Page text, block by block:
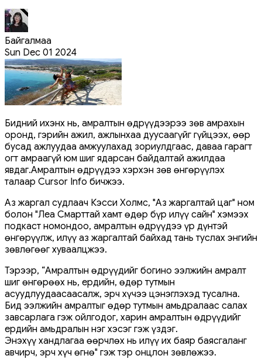
Байгалмаа
Sun Dec 01 2024
Бидний ихэнх нь, амралтын өдрүүдээрээ зөв амрахын
оронд, гэрийн ажил, ажлынхаа дуусаагүйг гүйцээх, өөр
бусад ажлуудаа амжуулахад зориулдгаас, даваа гарагт
огт амраагүй юм шиг ядарсан байдалтай ажилдаа
явдаг.Амралтын өдрүүдээ хэрхэн зөв өнгөрүүлэх
талаар Cursor Info бичжээ.
Аз жаргал судлаач Кэсси Холмс, "Аз жаргалтай цаг" ном
болон "Леа Смарттай хамт өдөр бүр илүү сайн" хэмээх
подкаст номондоо, амралтын өдрүүдээ үр дүнтэй
өнгөрүүлж, илүү аз жаргалтай байхад тань туслах энгийн
зөвлөгөөг хуваалцжээ.
Тэрээр, “Амралтын өдрүүдийг богино ээлжийн амралт
шиг өнгөрөөх нь, ердийн, өдөр тутмын
асуудлуудаасаасалж, эрч хүчээ цэнэглэхэд тусална.
Бид ээлжийн амралтыг өдөр тутмын амьдралаас салах
завсарлага гэж ойлгодог, харин амралтын өдрүүдийг
ердийн амьдралын нэг хэсэг гэж үздэг.
Энэхүү хандлагаа өөрчлөх нь илүү их баяр баясгаланг
авчирч, эрч хүч өгнө" гэж тэр онцлон зөвлөжээ.